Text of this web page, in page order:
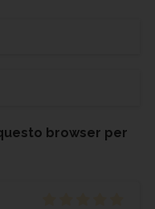
browser per